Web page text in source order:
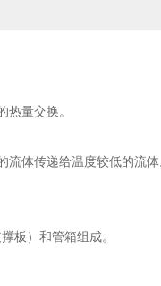
量交换。
体传递给温度较低的流体
板）和管箱组成。